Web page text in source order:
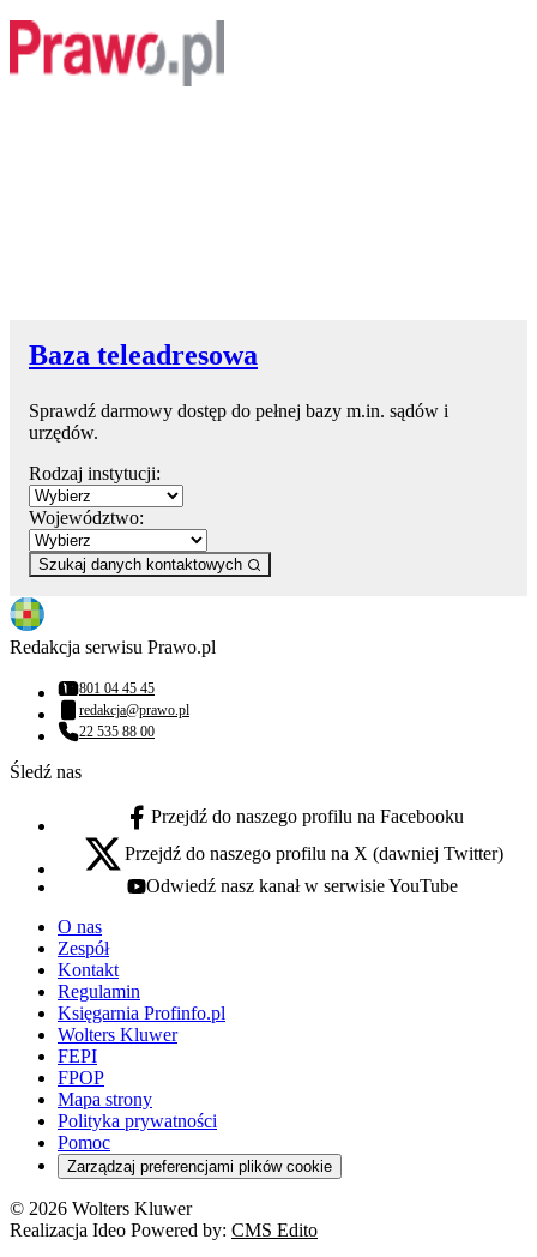
Baza teleadresowa
Sprawdź darmowy dostęp do pełnej bazy m.in. sądów i
urzędów.
Rodzaj instytucji:
Województwo:
Szukaj danych kontaktowych
Redakcja serwisu Prawo.pl
Numer telefonu:
801 04 45 45
Adres email:
redakcja@prawo.pl
Numer telefonu:
22 535 88 00
Śledź nas
facebook - otwiera się w nowej karcie
Przejdź do naszego profilu na Facebooku
x - otwiera się w nowej karcie
Przejdź do naszego profilu na X (dawniej Twitter)
youtube - otwiera się w nowej karcie
Odwiedź nasz kanał w serwisie YouTube
O nas
Zespół
Kontakt
Regulamin
Księgarnia Profinfo.pl
Wolters Kluwer
FEPI
FPOP
Mapa strony
Polityka prywatności
Pomoc
Zarządzaj preferencjami plików cookie
© 2026 Wolters Kluwer
Realizacja Ideo Powered by: CMS Edito